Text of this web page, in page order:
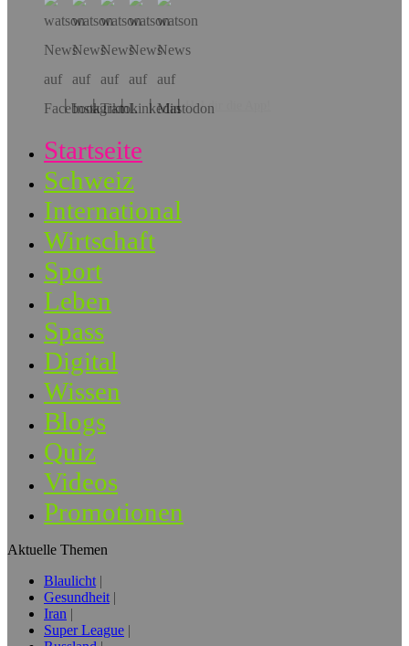
Hol dir die App!
Startseite
Schweiz
International
Wirtschaft
Sport
Leben
Spass
Digital
Wissen
Blogs
Quiz
Videos
Promotionen
Aktuelle Themen
Blaulicht
Gesundheit
Iran
Super League